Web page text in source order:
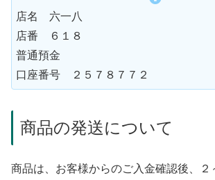
店名 六一八
店番 ６１８
普通預金
口座番号 ２５７８７７２
商品の発送について
商品は、お客様からのご入金確認後、２